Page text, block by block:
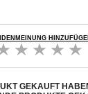
GEKAUFT